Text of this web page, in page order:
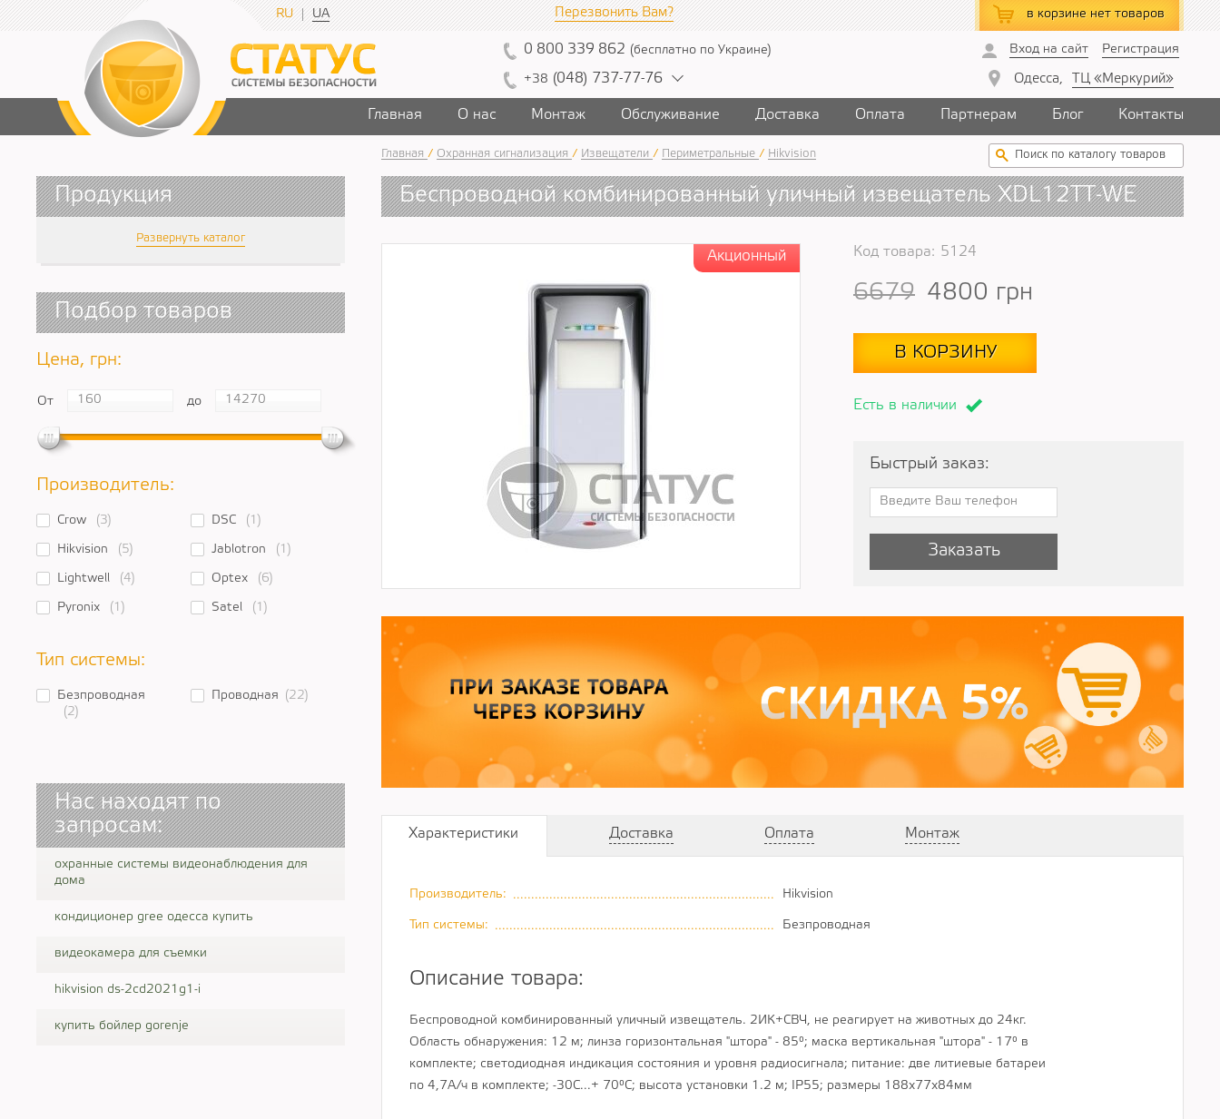
в корзине нет товаров
RU UA Перезвонить Вам?
0 800 339 862 (бесплатно по Украине)
+38 (048) 737-7 7-76
Вход на сайт Регистрация
Одесса, ТЦ «Меркурий»
Главная О нас Монтаж Обслуживание Доставка Оплата Партнерам Блог Контакты
Продукция
Развернуть каталог
Подбор товаров
Цена, грн:
От до
Производитель:
Crow (3) DSC (1)
Hikvision (5) Jablotron (1)
Lightwell (4) Optex (6)
Pyronix (1) Satel (1)
Тип системы:
Безпроводная
(2)
Проводная (22)
Нас находят по
запросам:
охранные системы видеонаблюдения для
дома
кондиционер gree одесса купить
видеокамера для съемки
hikvision ds-2cd2021g1-i
купить бойлер gorenje
Главная / Охранная сигнализация / Извещатели / Периметральные / Hikvision
Беспроводной комбинированный уличный извещатель XDL12TT-WE
Код товара: 5124
6679 4800 грн
В КОРЗИНУ
Есть в наличии
Быстрый заказ:
Заказать
Характеристики Доставка Оплата Монтаж
Производитель: Hikvision
Тип системы: Безпроводная
Описание товара:
Беспроводной комбинированный уличный извещатель. 2ИК+СВЧ, не реагирует на животных до 24кг.
Область обнаружения: 12 м; линза горизонтальная "штора" - 85°; маска вертикальная "штора" - 17° в
комплекте; cветодиодная индикация состояния и уровня радиосигнала; питание: две литиевые батареи
по 4,7А/ч в комплекте; -30С...+ 70°С; высота установки 1.2 м; IP55; размеры 188х77х84мм